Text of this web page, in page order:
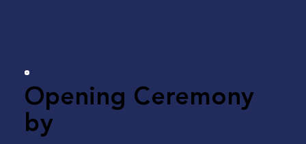
Opening Ceremony
by